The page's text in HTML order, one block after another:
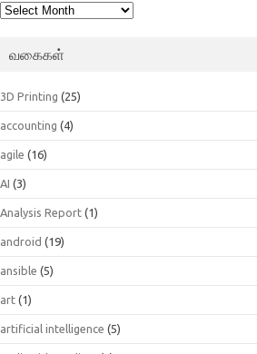
பெட்டகம்
வகைகள்
3D Printing (25)
accounting (4)
agile (16)
AI (3)
Analysis Report (1)
android (19)
ansible (5)
art (1)
artificial intelligence (5)